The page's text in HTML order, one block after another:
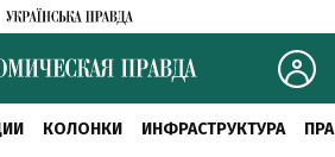
КОЛОНКИ ИНФРАСТРУКТУРА